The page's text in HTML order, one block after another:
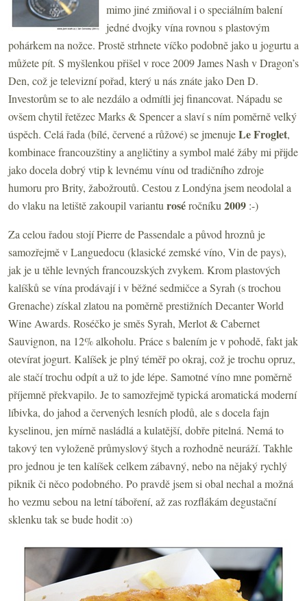
mimo jiné zmiňoval i o speciálním balení
jedné dvojky vína rovnou s plastovým
pohárkem na nožce. Prostě strhnete víčko podobně jako u jogurtu a
můžete pít. S myšlenkou přišel v roce 2009 James Nash v Dragon’s
Den, což je televizní pořad, který u nás znáte jako Den D.
Investorům se to ale nezdálo a odmítli jej financovat. Nápadu se
ovšem chytil řetězec Marks & Spencer a slaví s ním poměrně velký
úspěch. Celá řada (bílé, červené a růžové) se jmenujeLe Froglet,
kombinace francouzštiny a angličtiny a symbol malé žáby mi přijde
jako docela dobrý vtip k levnému vínu od tradičního zdroje
humoru pro Brity, žabožroutů. Cestou z Londýna jsem neodolal a
do vlaku na letiště zakoupil variantu roséročníku 2009 :-)
Za celou řadou stojí Pierre de Passendale a původ hroznů je
samozřejmě v Languedocu (klasické zemské víno, Vin de pays),
jak je u těhle levných francouzských zvykem. Krom plastových
kalíšků se vína prodávají i v běžné sedmičce a Syrah (s trochou
Grenache) získal zlatou na poměrně prestižních Decanter World
Wine Awards. Roséčko je směs Syrah, Merlot & Cabernet
Sauvignon, na 12% alkoholu. Práce s balením je v pohodě, fakt jak
otevírat jogurt. Kalíšek je plný téměř po okraj, což je trochu opruz,
ale stačí trochu odpít a už to jde lépe. Samotné víno mne poměrně
příjemně překvapilo. Je to samozřejmě typická aromatická moderní
líbivka, do jahod a červených lesních plodů, ale s docela fajn
kyselinou, jen mírně nasládlá a kulatější, dobře pitelná. Nemá to
takový ten vyloženě průmyslový štych a rozhodně neuráží. Takhle
pro jednou je ten kalíšek celkem zábavný, nebo na nějaký rychlý
piknik či něco podobného. Po pravdě jsem si obal nechal a možná
ho vezmu sebou na letní táboření, až zas rozflákám degustační
sklenku tak se bude hodit :o)